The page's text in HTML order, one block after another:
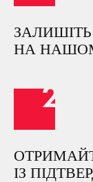
НА
ІЗ